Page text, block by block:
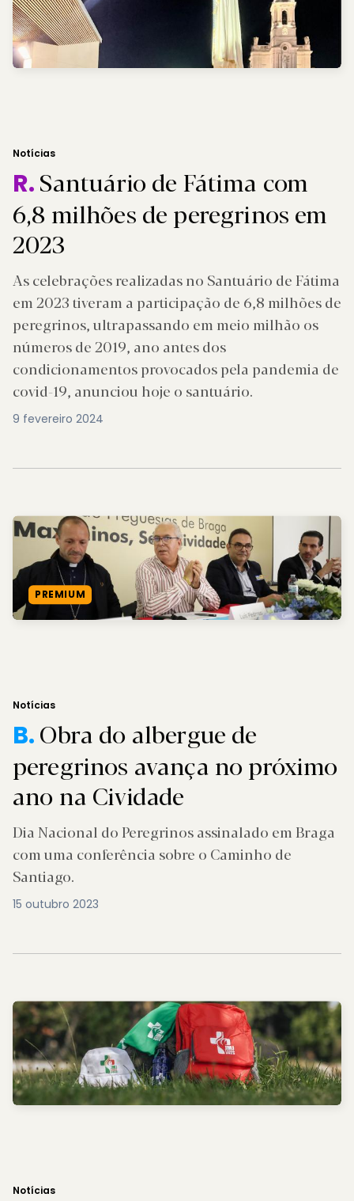
Notícias
R.Santuário de Fátima com
6,8 milhões de peregrinos em
2023
As celebrações realizadas no Santuário de Fátima
em 2023 tiveram a participação de 6,8 milhões de
peregrinos, ultrapassando em meio milhão os
números de 2019, ano antes dos
condicionamentos provocados pela pandemia de
covid-19, anunciou hoje o santuário.
9 fevereiro 2024
PREMIUM
Notícias
B.Obra do albergue de
peregrinos avança no próximo
ano na Cividade
Dia Nacional do Peregrinos assinalado em Braga
com uma conferência sobre o Caminho de
Santiago.
15 outubro 2023
Notícias